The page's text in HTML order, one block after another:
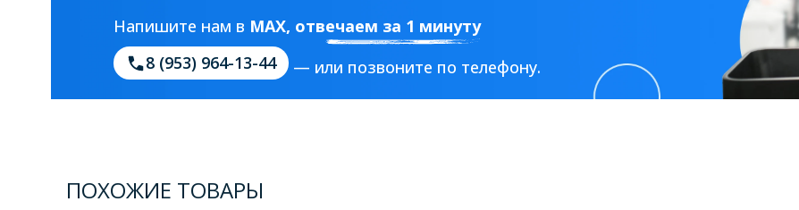
Напишите нам в MAX, отвечаем за 1 минуту
8 (953) 964-13-44
— или позвоните по телефону.
ПОХОЖИЕ ТОВАРЫ